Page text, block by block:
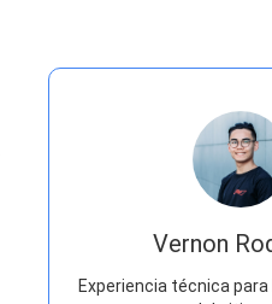
Vernon
Experiencia técnica